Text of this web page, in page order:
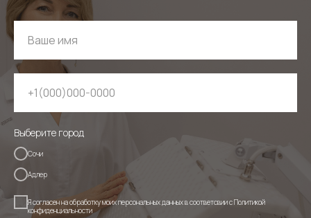
Выберите город
Сочи
Адлер
Я согласен на обработку моих персональных данных в соответсвии cПолитикой
конфиденциальности